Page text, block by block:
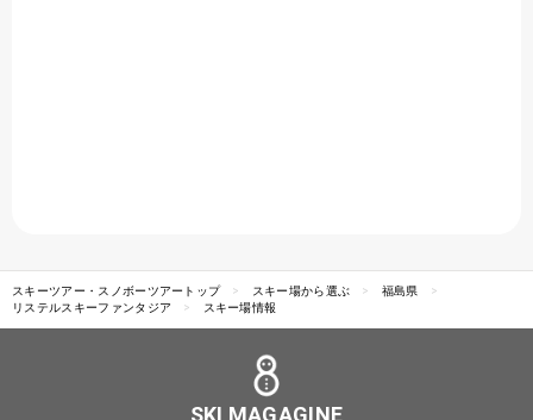
スキーツアー・スノボーツアートップ スキー場から選ぶ
福島県
リステルスキーファンタジア
スキー場情報
SKI MAGAGINE